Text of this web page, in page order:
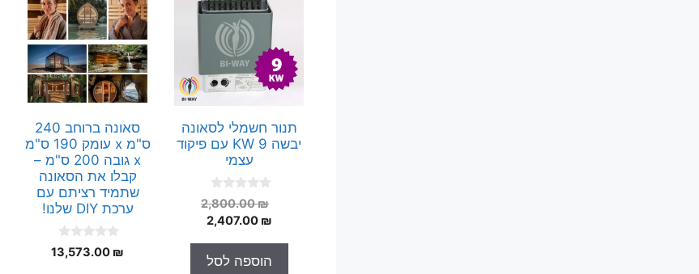
תנור חשמלי לסאונה
יבשה 9 KW עם פיקוד
עצמי
0
o
u
o
f
5
2,800.00₪
המחיר
2,407.00 ₪
המחיר
הוא:הוספה לסל
סאונה ברוחב 240
ס"מ x עומק 190 ס"מ
x גובה 200 ס"מ –
קבלו את הסאונה
שתמיד רציתם עם
ערכת DIY שלנו!
0
o
13,573.00 ₪